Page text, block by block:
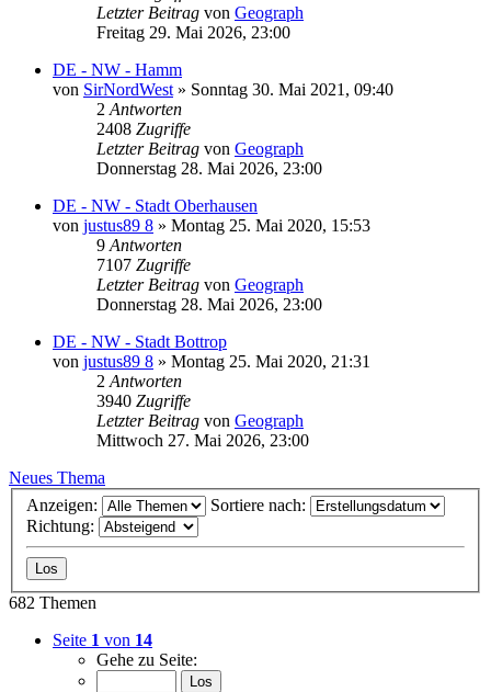
Letzter Beitrag von Geograph
Freitag 29. Mai 2026, 23:00
DE - NW - Hamm
von SirNordWest » Sonntag 30. Mai 2021, 09:40
2 Antworten
2408 Zugriffe
Letzter Beitrag von Geograph
Donnerstag 28. Mai 2026, 23:00
DE - NW - Stadt Oberhausen
von justus89 8 » Montag 25. Mai 2020, 15:53
9 Antworten
7107 Zugriffe
Letzter Beitrag von Geograph
Donnerstag 28. Mai 2026, 23:00
DE - NW - Stadt Bottrop
von justus89 8 » Montag 25. Mai 2020, 21:31
2 Antworten
3940 Zugriffe
Letzter Beitrag von Geograph
Mittwoch 27. Mai 2026, 23:00
Neues Thema
Anzeigen:
Sortiere nach:
Richtung:
682 Themen
Seite 1 von 14
Gehe zu Seite: